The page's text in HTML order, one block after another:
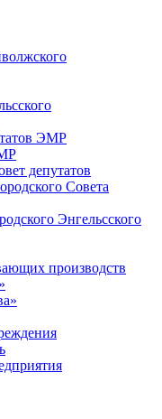
ЭМР
депутатов
Совета
Энгельсского
производств